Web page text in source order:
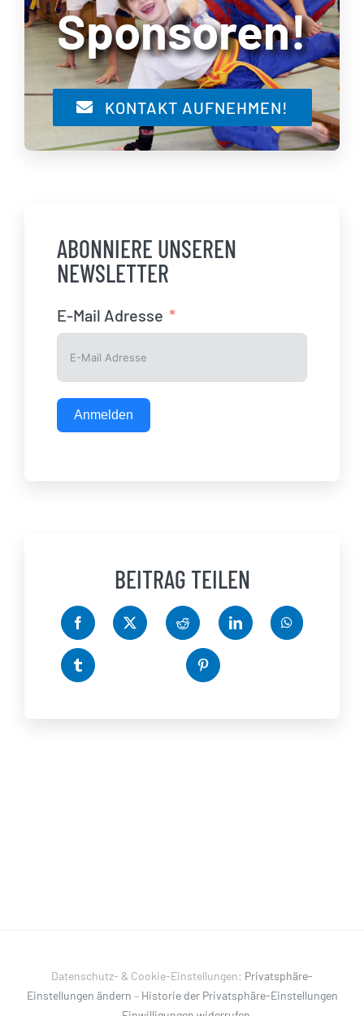
Sponsoren!
KONTAKT AUFNEHMEN!
ABONNIERE UNSEREN
NEWSLETTER
E-Mail Adresse
Anmelden
BEITRAG TEILEN
Datenschutz- & Cookie-Einstellungen: Privatsphäre-
Einstellungen ändern – Historie der Privatsphäre-Einstellungen